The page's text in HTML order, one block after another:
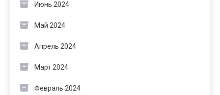
Июнь 2024
Май 2024
Апрель 2024
Март 2024
Февраль 2024